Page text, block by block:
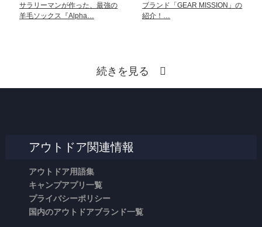
サラリーマンが作った、最強の
羊毛ソックス『Alpha…
ブランド「GEAR MISSION」の
紹介！…
続きを見る
アウトドア関連情報
アウトドア用語集
キャンプアプリ一覧
プライバシーポリシー
国内のアウトドアブランド一覧